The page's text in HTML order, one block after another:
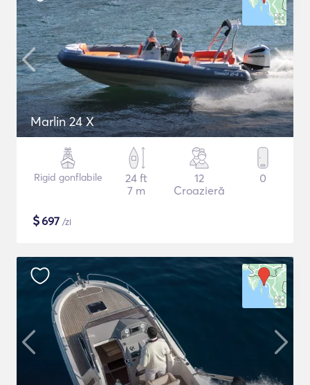
Marlin 24 X
Rigid gonflabile
24 ft
7 m
12
Croazieră
0
$697 /zi